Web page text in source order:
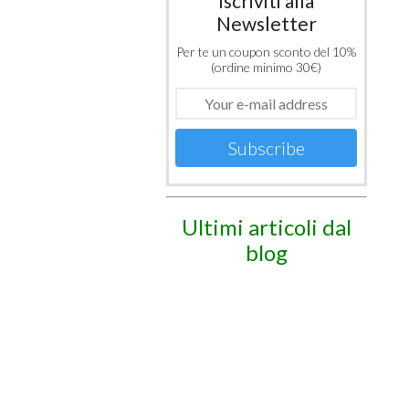
Newsletter
Per te un coupon sconto del 10%
(ordine minimo 30€)
Subscribe
Ultimi articoli dal
blog